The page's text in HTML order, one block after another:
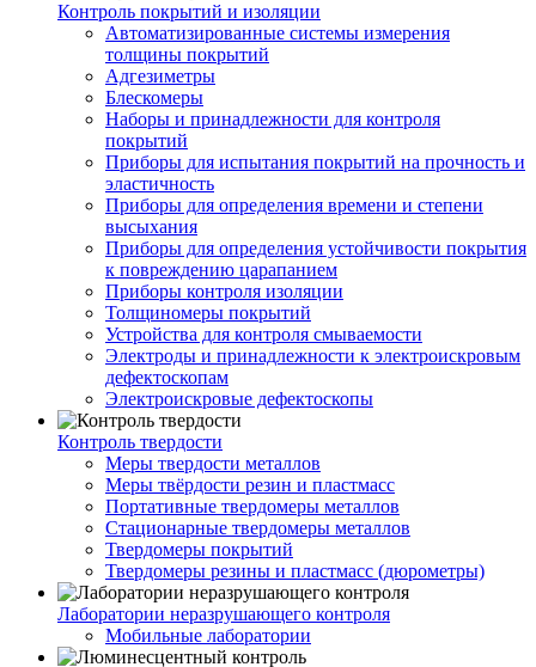
Контроль покрытий и изоляции
Автоматизированные системы измерения
толщины покрытий
Адгезиметры
Блескомеры
Наборы и принадлежности для контроля
покрытий
Приборы для испытания покрытий на прочность и
эластичность
Приборы для определения времени и степени
высыхания
Приборы для определения устойчивости покрытия
к повреждению царапанием
Приборы контроля изоляции
Толщиномеры покрытий
Устройства для контроля смываемости
Электроды и принадлежности к электроискровым
дефектоскопам
Электроискровые дефектоскопы
Контроль твердости
Меры твердости металлов
Меры твёрдости резин и пластмасс
Портативные твердомеры металлов
Стационарные твердомеры металлов
Твердомеры покрытий
Твердомеры резины и пластмасс (дюрометры)
Лаборатории неразрушающего контроля
Мобильные лаборатории